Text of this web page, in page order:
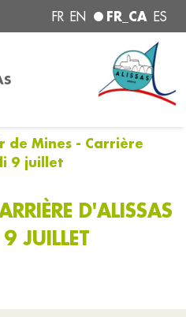
FR EN FR_CA ES
de Mines - Carrière
9 juillet
D'ALISSAS
JUILLET